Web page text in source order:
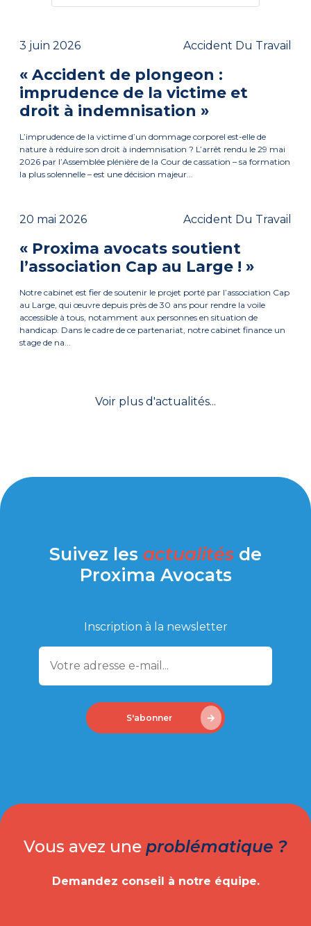
3 juin 2026 Accident Du Travail
« Accident de plongeon :
imprudence de la victime et
droit à indemnisation »
L’imprudence de la victime d’un dommage corporel est-elle de
nature à réduire son droit à indemnisation ? L’arrêt rendu le 29 mai
2026 par l’Assemblée plénière de la Cour de cassation – sa formation
la plus solennelle – est une décision majeur...
20 mai 2026 Accident Du Travail
« Proxima avocats soutient
l’association Cap au Large ! »
Notre cabinet est fier de soutenir le projet porté par l’association Cap
au Large, qui œuvre depuis près de 30 ans pour rendre la voile
accessible à tous, notamment aux personnes en situation de
handicap. Dans le cadre de ce partenariat, notre cabinet finance un
stage de na...
Voir plus d'actualités...
Suivez les actualités de
Proxima Avocats
Inscription à la newsletter
S'abonner
Vous avez une problématique ?
Demandez conseil à notre équipe.